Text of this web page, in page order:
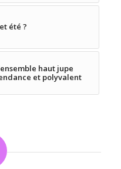
été ?
haut jupe
et polyvalent